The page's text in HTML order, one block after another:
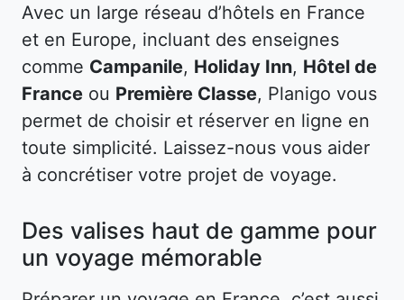
Avec un large réseau d’hôtels en France
et en Europe, incluant des enseignes
comme Campanile, Holiday Inn, Hôtel de
France ou Première Classe, Planigo vous
permet de choisir et réserver en ligne en
toute simplicité. Laissez-nous vous aider
à concrétiser votre projet de voyage.
Des valises haut de gamme pour
un voyage mémorable